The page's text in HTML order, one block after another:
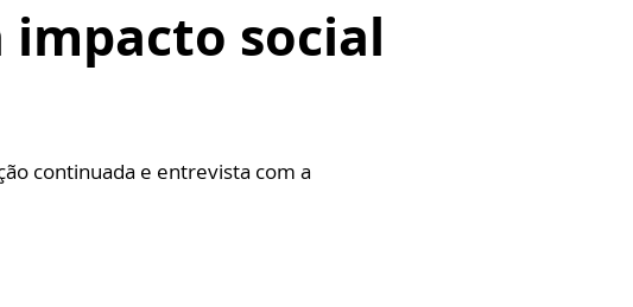
impacto social
continuada e entrevista com a